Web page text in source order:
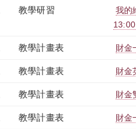
教學研習
我的
教學計畫表 財金
教學計畫表 財金
教學計畫表 財金
教學計畫表 財金